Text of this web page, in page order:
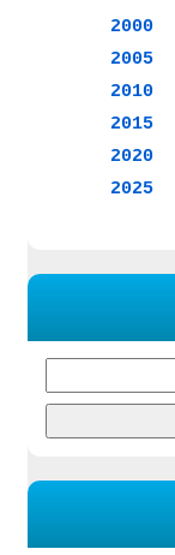
2000
2005
2010
2015
2020
2025